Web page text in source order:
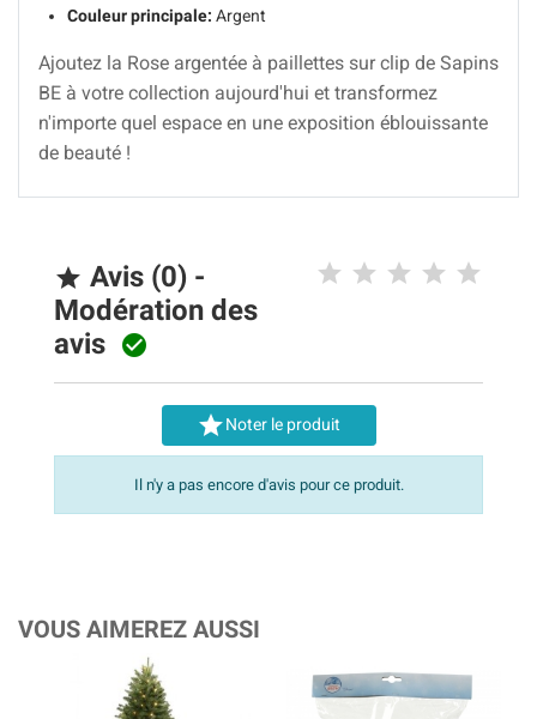
Couleur principale: Argent
Ajoutez la Rose argentée à paillettes sur clip de Sapins
BE à votre collection aujourd'hui et transformez
n'importe quel espace en une exposition éblouissante
de beauté !
 Avis (0) -
Modération des
avis 
Noter le produit
Il n'y a pas encore d'avis pour ce produit.
VOUS AIMEREZ AUSSI